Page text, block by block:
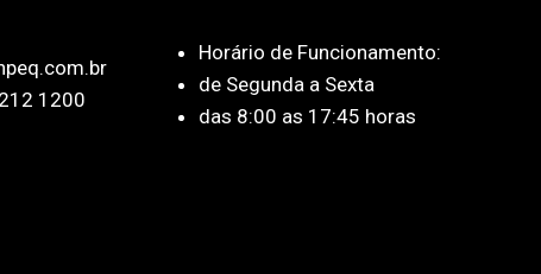
1200
Horário de Funcionamento:
de Segunda a Sexta
das 8:00 as 17:45 horas